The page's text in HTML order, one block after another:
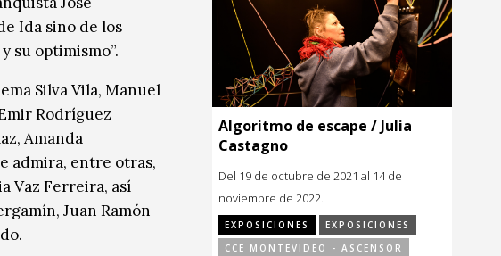
Ida sino de los
su optimismo”.
Silva Vila, Manuel
Rodríguez
Amanda
admira, entre otras,
Vaz Ferreira, así
Juan Ramón
Algoritmo de escape / Julia
Castagno
Del 19 de octubre de 2021 al 14 de
noviembre de 2022.
EXPOSICIONES
EXPOSICIONES
CCE MONTEVIDEO - ASCENSOR